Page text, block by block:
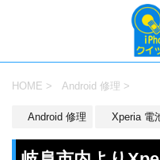
HOME > Android 修理 >
Android 修理 Xperia 電